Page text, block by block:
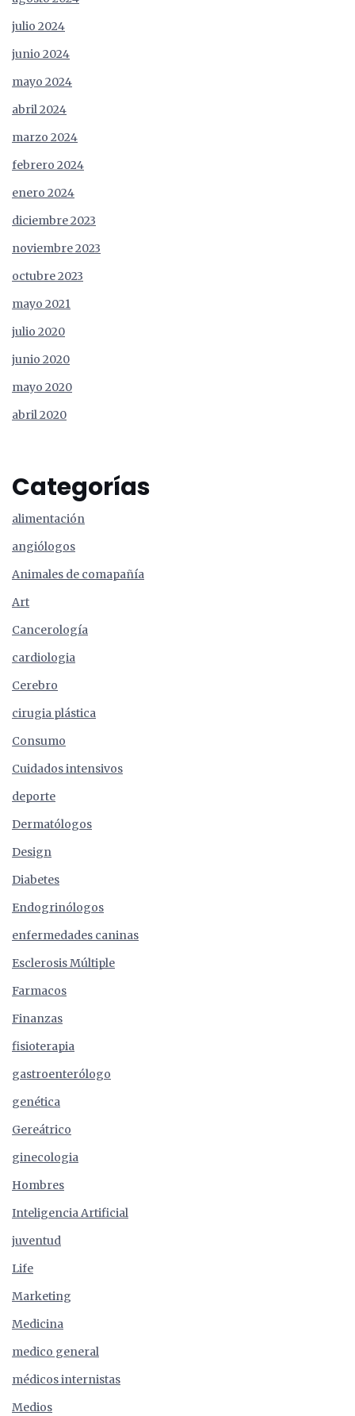
julio 2024
junio 2024
mayo 2024
abril 2024
marzo 2024
febrero 2024
enero 2024
diciembre 2023
noviembre 2023
octubre 2023
mayo 2021
julio 2020
junio 2020
mayo 2020
abril 2020
Categorías
alimentación
angiólogos
Animales de comapañía
Art
Cancerología
cardiologia
Cerebro
cirugia plástica
Consumo
Cuidados intensivos
deporte
Dermatólogos
Design
Diabetes
Endogrinólogos
enfermedades caninas
Esclerosis Múltiple
Farmacos
Finanzas
fisioterapia
gastroenterólogo
genética
Gereátrico
ginecologia
Hombres
Inteligencia Artificial
juventud
Life
Marketing
Medicina
medico general
médicos internistas
Medios